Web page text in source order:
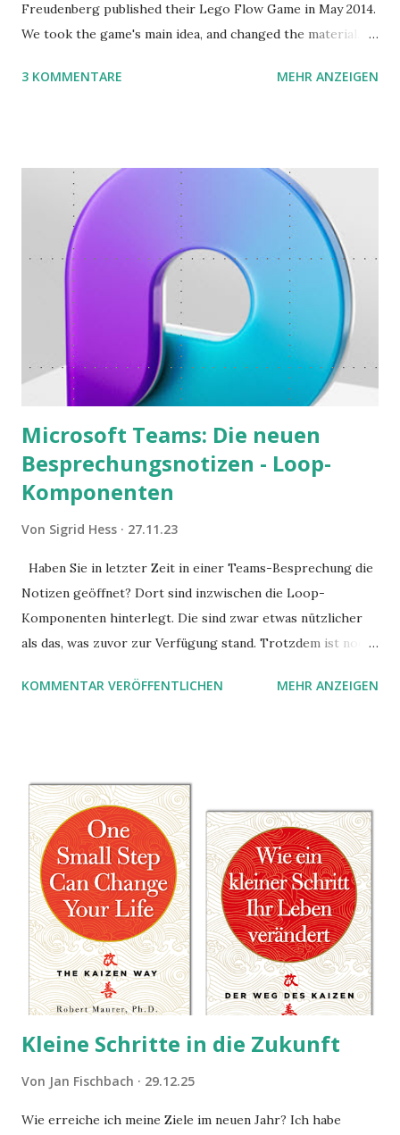
Freudenberg published their Lego Flow Game in May 2014.
We took the game's main idea, and changed the material.
Rejchtman's Ubongo Game. These are the instructions of
3 KOMMENTARE MEHR ANZEIGEN
Microsoft Teams: Die neuen
Besprechungsnotizen - Loop-
Komponenten
Von Sigrid Hess 27.11.23
Haben Sie in letzter Zeit in einer Teams-Besprechung die
Notizen geöffnet? Dort sind inzwischen die Loop-
Komponenten hinterlegt. Die sind zwar etwas nützlicher
als das, was zuvor zur Verfügung stand. Trotzdem ist noch
Stolperfallen. Hier ein erster, kritischer Blick auf das was
KOMMENTAR VERÖFFENTLICHEN MEHR ANZEIGEN
Kleine Schritte in die Zukunft
Von Jan Fischbach 29.12.25
Wie erreiche ich meine Ziele im neuen Jahr? Ich habe